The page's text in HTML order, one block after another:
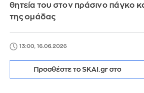
θητεία του στον πράσινο πάγκο
της ομάδας
13:00, 16.06.2026
Προσθέστε το SKAI.gr στο